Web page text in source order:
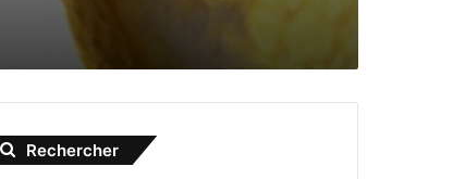
Rechercher